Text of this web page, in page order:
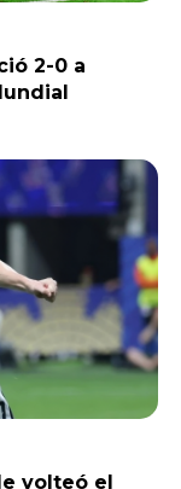
2-0 a
volteó el